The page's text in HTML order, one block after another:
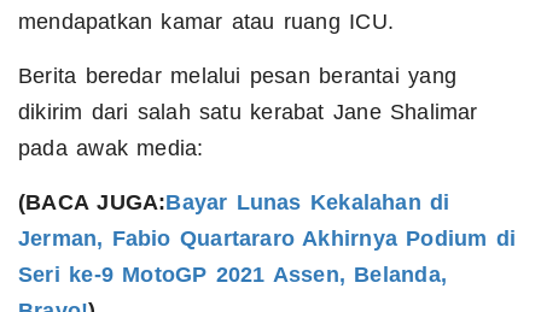
mendapatkan kamar atau ruang ICU.
Berita beredar melalui pesan berantai yang
dikirim dari salah satu kerabat Jane Shalimar
pada awak media:
(BACA JUGA:Bayar Lunas Kekalahan di
Jerman, Fabio Quartararo Akhirnya Podium di
Seri ke-9 MotoGP 2021 Assen, Belanda,